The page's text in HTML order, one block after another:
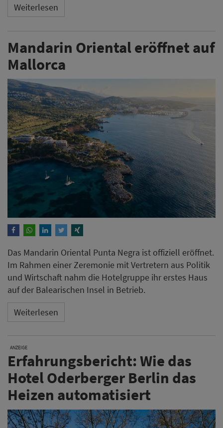
Weiterlesen
Mandarin Oriental eröffnet auf
Mallorca
Das Mandarin Oriental Punta Negra ist offiziell eröffnet.
Im Rahmen einer Zeremonie mit Vertretern aus Politik
und Wirtschaft nahm die Hotelgruppe ihr erstes Haus
auf der Balearischen Insel in Betrieb.
Weiterlesen
ANZEIGE
Erfahrungsbericht: Wie das
Hotel Oderberger Berlin das
Heizen automatisiert